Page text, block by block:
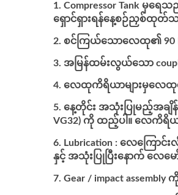
Compressor Tank မှ
ရှောင်ရှားရန်နေ့စဉ်ညှစ်ထု
စင်ကြယ်သောလေထု၏ 90
အမြန်ထမ်းလွယ်သော
လေထုကိရိယာများမှလေထုမ
နေ့တိုင်း အသုံးပြုမည့်အချိန်
VG32) ကို ထည့်ပါ။ လေကိရိ
Lubrication : လေကြော
နှင့် အသုံးပြုပြီးနောက် လေ
Gear / impact